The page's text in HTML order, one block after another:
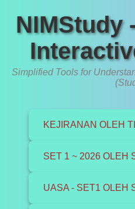
NIMStudy
Simplified Tools for
KEJIRANAN OLEH
SET 1 ~ 2026 OLEH
UASA - SET1 OLEH